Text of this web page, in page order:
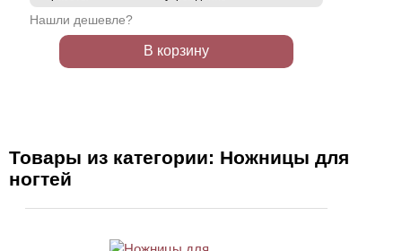
Нашли дешевле?
В корзину
Товары из категории: Ножницы для
ногтей